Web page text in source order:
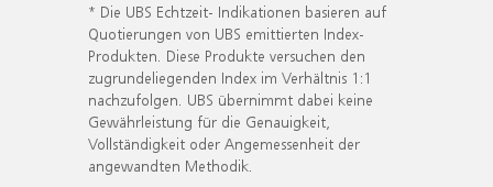
* Die UBS Echtzeit- Indikationen basieren auf
Quotierungen von UBS emittierten Index-
Produkten. Diese Produkte versuchen den
zugrundeliegenden Index im Verhältnis 1:1
nachzufolgen. UBS übernimmt dabei keine
Gewährleistung für die Genauigkeit,
Vollständigkeit oder Angemessenheit der
angewandten Methodik.